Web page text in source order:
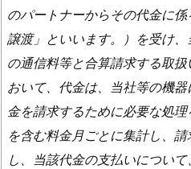
のパートナーからその代金に
譲渡」といいます。）を受け
の通信料等と合算請求する取
おいて、代金は、当社等の機
金を請求するために必要な処
を含む料金月ごとに集計し、
し、当該代金の支払いについ